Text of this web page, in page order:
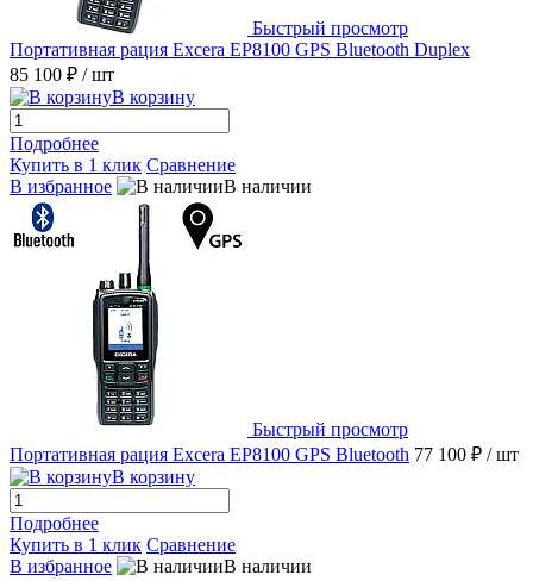
Быстрый просмотр
Портативная рация Excera EP8100 GPS Bluetooth Duplex
85 100 ₽ / шт
В корзину
Подробнее
Купить в 1 клик Сравнение
В избранное
В наличии
Быстрый просмотр
Портативная рация Excera EP8100 GPS Bluetooth 77 100 ₽ / шт
В корзину
Подробнее
Купить в 1 клик Сравнение
В избранное
В наличии